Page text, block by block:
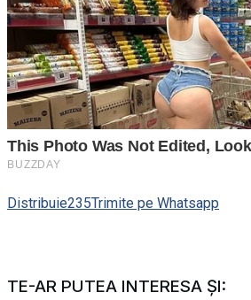
Distribuie235Trimite pe Whatsapp
TE-AR PUTEA INTERESA ȘI: